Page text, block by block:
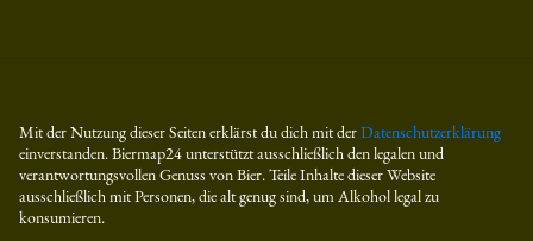
Mit der Nutzung dieser Seiten erklärst du dich mit derDatenschutzerklärung
einverstanden. Biermap24 unterstützt ausschließlich den legalen und
verantwortungsvollen Genuss von Bier. Teile Inhalte dieser Website
ausschließlich mit Personen, die alt genug sind, um Alkohol legal zu
konsumieren.